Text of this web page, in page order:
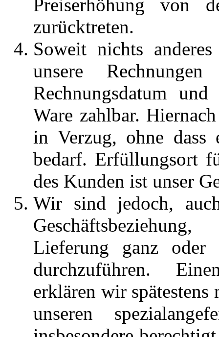
Preiserhöhung von
zurücktreten.
Soweit nichts
unsere
Rechnungsdatum
Ware zahlbar.
in Verzug, ohne dass
bedarf. Erfüllungsort
des Kunden ist unser
Wir sind jedoch,
Lieferung ganz oder
durchzuführen.
erklären wir
unseren